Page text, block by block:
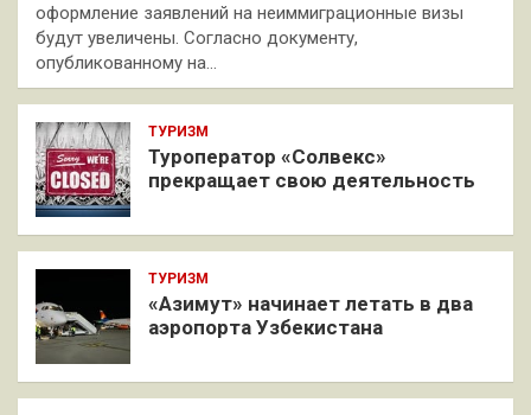
оформление заявлений на неиммиграционные визы
будут увеличены. Согласно документу,
опубликованному на…
ТУРИЗМ
Туроператор «Солвекс»
прекращает свою деятельность
ТУРИЗМ
«Азимут» начинает летать в два
аэропорта Узбекистана